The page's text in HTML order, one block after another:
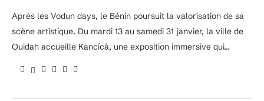
Après les Vodun days, le Bénin poursuit la valorisation de sa
scène artistique. Du mardi 13 au samedi 31 janvier, la ville de
Ouidah accueille Kancícà, une exposition immersive qui…